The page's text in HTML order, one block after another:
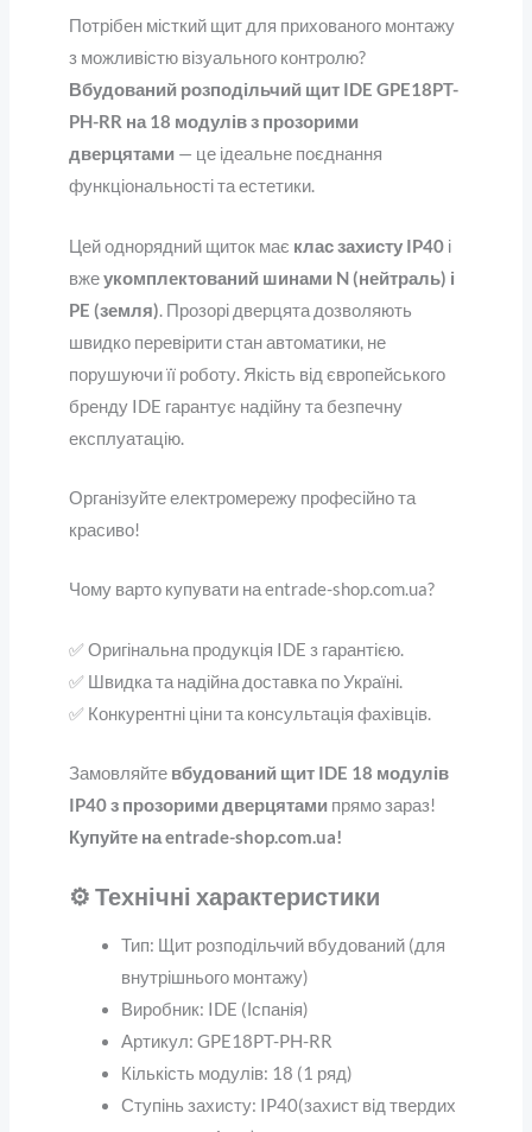
Потрібен місткий щит для прихованого монтажу
з можливістю візуального контролю?
Вбудований розподільчий щит IDE GPE18PT-
PH-RR на 18 модулів з прозорими
дверцятами— це ідеальне поєднання
функціональності та естетики.
Цей однорядний щиток має клас захисту IP40і
вжеукомплектований шинами N (нейтраль) і
PE (земля). Прозорі дверцята дозволяють
швидко перевірити стан автоматики, не
порушуючи її роботу. Якість від європейського
бренду IDE гарантує надійну та безпечну
експлуатацію.
Організуйте електромережу професійно та
красиво!
Чому варто купувати на entrade-shop.com.ua?
✅ Оригінальна продукція IDE з гарантією.
✅ Швидка та надійна доставка по Україні.
✅ Конкурентні ціни та консультація фахівців.
Замовляйте вбудований щит IDE 18 модулів
IP40 з прозорими дверцятамипрямо зараз!
Купуйте на entrade-shop.com.ua!
⚙️ Технічні характеристики
Тип: Щит розподільчий вбудований (для
внутрішнього монтажу)
Виробник: IDE (Іспанія)
Артикул: GPE18PT-PH-RR
Кількість модулів: 18 (1 ряд)
Ступінь захисту: IP40(захист від твердих